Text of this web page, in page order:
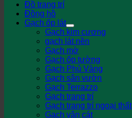
Đồ trang trí
Đồng hồ
Gạch ốp lát
Gạch kim cương
gạch lát nền
Gạch mờ
Gạch ốp tường
Gạch Phủ Vàng
Gạch sân vườn
Gạch Terrazzo
Gạch trang trí
Gạch trang trí ngoại thất
Gạch vân cát